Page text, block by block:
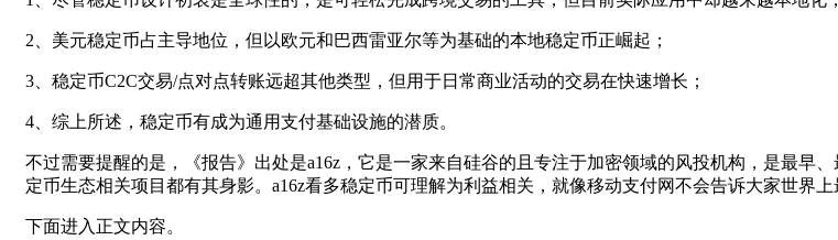
2、美元稳定币占主导地位，但以欧元和巴西雷亚尔等为基础的本地稳定币正崛起；
3、稳定币C2C交易/点对点转账远超其他类型，但用于日常商业活动的交易在快速增长；
4、综上所述，稳定币有成为通用支付基础设施的潜质。
不过需要提醒的是，《报告》出处是a16z，它是一家来自硅谷的且专注于加密领域的风投机构，是最早
定币生态相关项目都有其身影。a16z看多稳定币可理解为利益相关，就像移动支付网不会告诉大家世界上
下面进入正文内容。